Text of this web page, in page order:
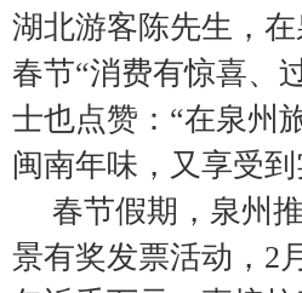
湖北游客陈先生，
春节“消费有惊喜、
士也点赞：“在泉州
闽南年味，又享受
春节假期，泉州
景有奖发票活动，2